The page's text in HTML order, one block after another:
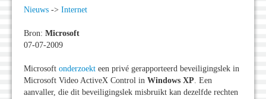
Nieuws -> Internet
Bron: Microsoft
07-07-2009
Microsoft onderzoekt een privé gerapporteerd beveiligingslek in
Microsoft Video ActiveX Control in Windows XP. Een
aanvaller, die dit beveiligingslek misbruikt kan dezelfde rechten